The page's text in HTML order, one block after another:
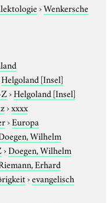
›Wenkersche
Helgoland [Insel]
›Helgoland [Insel]
›xxxx
›Europa
Wilhelm
›Doegen, Wilhelm
Erhard
›evangelisch